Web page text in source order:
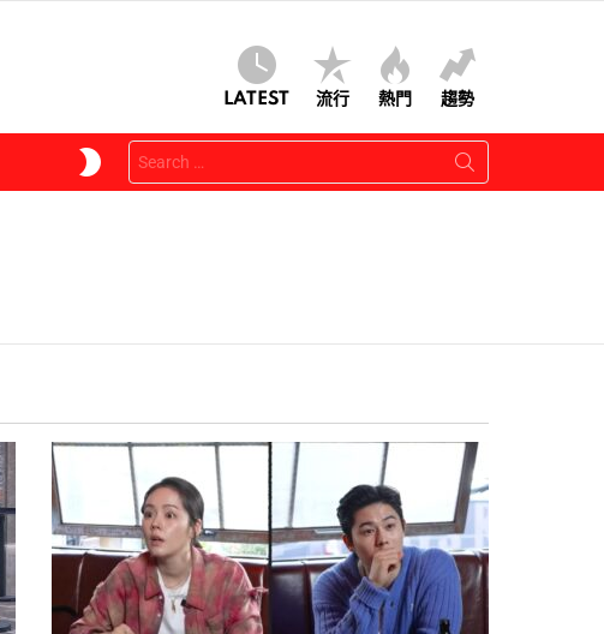
LATEST 流行 熱門 趨勢
SKIN
Search
for: